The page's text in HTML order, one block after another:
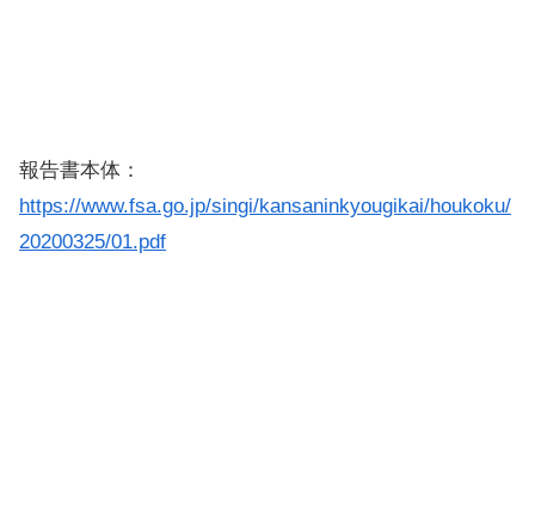
報告書本体：
https://www.fsa.go.jp/singi/kansaninkyougikai/houkoku/
20200325/01.pdf